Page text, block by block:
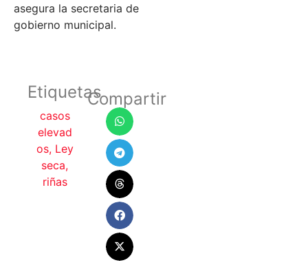
asegura la secretaria de
gobierno municipal.
Etiquetas
casos
elevad
os, Ley
seca,
riñas
Compartir